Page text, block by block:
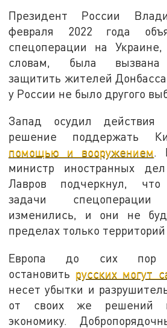
Президент России
февраля 2022 года
спецоперации на
словам, была вызвана
защитить жителей
у России не было другого
Запад осудил действия
решение поддержать
помощью и вооружением.
министр иностранных
Лавров подчеркнул, что
задачи
изменились, и они не
пределах только
Европа до сих пор
остановить русских могут
несет убытки и
от своих же решений
экономику.